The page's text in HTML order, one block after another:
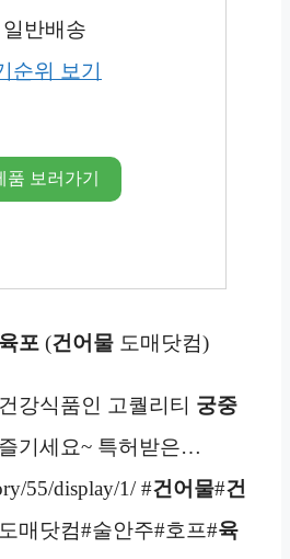
반배송
순위 보기
품 보러가기
포 (건어물 도매닷컴)
강식품인 고퀄리티 궁중
기세요~ 특허받은…
55/display/1/ #건어물#건
도매닷컴#술안주#호프#육